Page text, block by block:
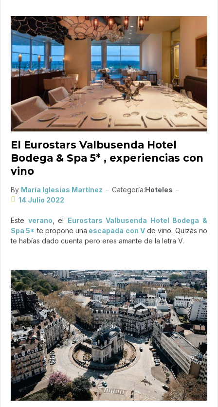
El Eurostars Valbusenda Hotel
Bodega & Spa 5* , experiencias con
vino
By María Iglesias Martínez Categoría:Hoteles
14 Julio 2022
Este verano , el Eurostars Valbusenda Hotel Bodega &
Spa 5* te propone una escapada con Vde vino. Quizás no
te habías dado cuenta pero eres amante de la letra V.